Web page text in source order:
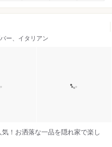
ー、イタリアン
！お洒落な一品を隠れ家で楽し